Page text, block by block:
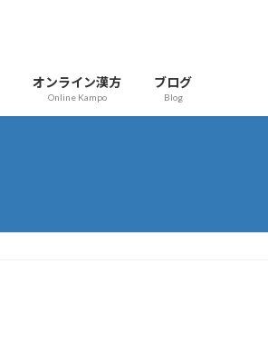
オンライン漢方
Online Kampo
ブログ
Blog